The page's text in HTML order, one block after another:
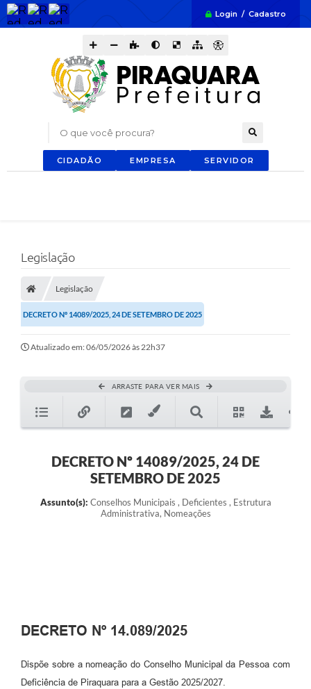
Login / Cadastro
O que você procura?
CIDADÃO EMPRESA SERVIDOR
Legislação
Legislação
DECRETO Nº 14089/2025, 24 DE SETEMBRO DE 2025
Atualizado em: 06/05/2026 às 22h37
ARRASTE PARA VER MAIS
DECRETO Nº 14089/2025, 24 DE
SETEMBRO DE 2025
Assunto(s): Conselhos Municipais , Deficientes , Estrutura
Administrativa, Nomeações
DECRETO Nº 14.089/2025
Dispõe sobre a nomeação do Conselho Municipal da Pessoa com
Deficiência de Piraquara para a Gestão 2025/2027.